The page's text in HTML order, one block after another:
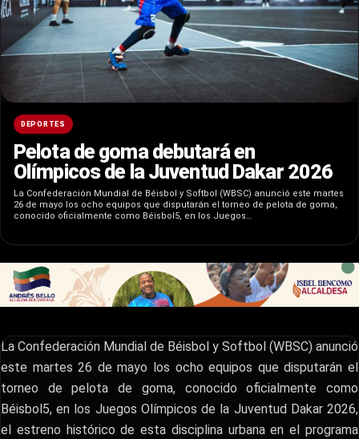
DEPORTES
Pelota de goma debutará en
Olímpicos de la Juventud Dakar 2026
La Confederación Mundial de Béisbol y Softbol (WBSC) anunció este martes
26 de mayo los ocho equipos que disputarán el torneo de pelota de goma,
conocido oficialmente como Béisbol5, en los Juegos…
La Confederación Mundial de Béisbol y Softbol (WBSC) anunció
este martes 26 de mayo los ocho equipos que disputarán el
torneo de pelota de goma, conocido oficialmente como
Béisbol5, en los Juegos Olímpicos de la Juventud Dakar 2026,
el estreno histórico de esta disciplina urbana en el programa